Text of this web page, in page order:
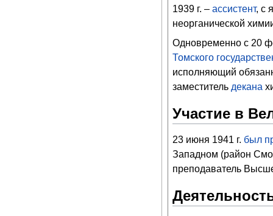
1939 г. – ассистент, с
неорганической
Одновременно с 20
Томского
исполняющий
заместитель декана
Участие в
23 июня 1941 г. был
Западном (район
преподаватель